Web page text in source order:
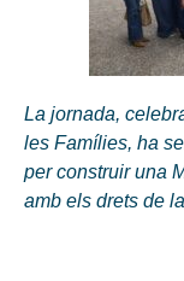
La jornada,
les Famílies, ha
per construir una
amb els drets de